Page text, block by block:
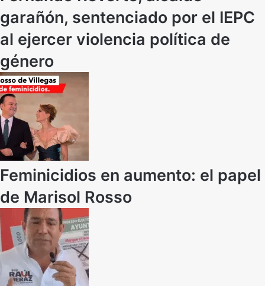
garañón, sentenciado por el IEPC
al ejercer violencia política de
género
Feminicidios en aumento: el papel
de Marisol Rosso